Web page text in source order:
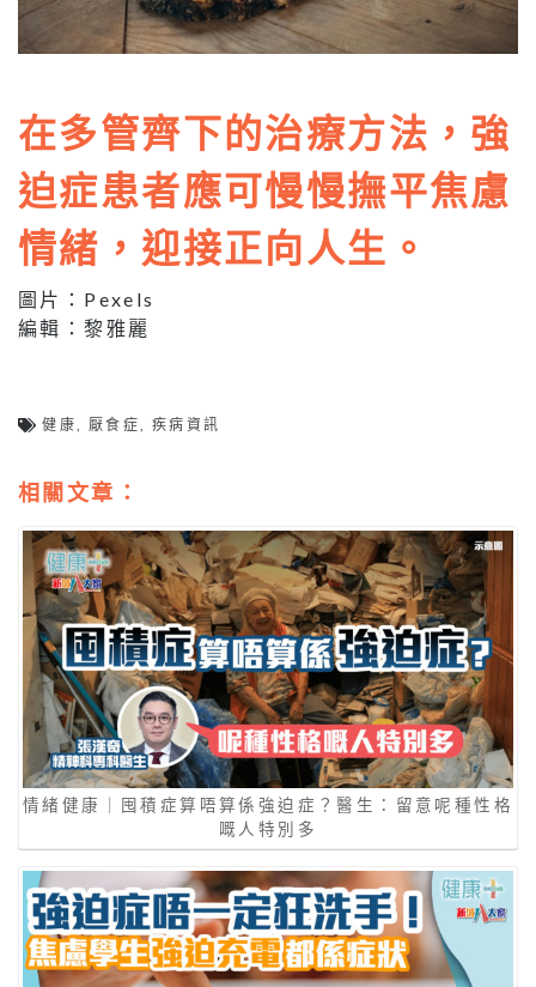
在多管齊下的治療方法，強
迫症患者應可慢慢撫平焦慮
情緒，迎接正向人生。
圖片：Pexels
編輯：黎雅麗
健康,厭食症,疾病資訊
相關文章：
情緒健康｜囤積症算唔算係強迫症？醫生：留意呢種性格
嘅人特別多